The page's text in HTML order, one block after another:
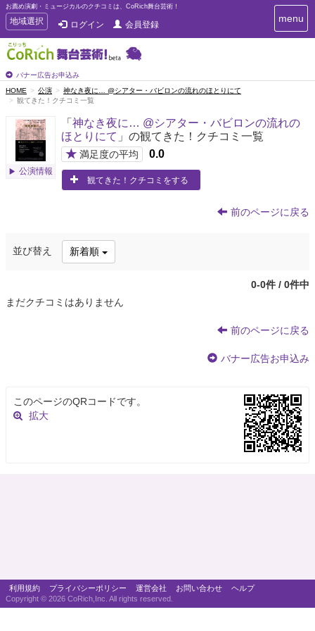
お薦め演劇・ミュージカルのクチコミは、CoRich舞台芸術！
T
o
g
g
e
n
a
i
地域選択 ログイン 会員登録
バナー広告お申込み
T
o
a
v
o
menu
HOME 公演
神なき夜に… @シアター・バビロンの流れのほとりにて
観てきた！クチコミ一覧
公演情報
「 神なき夜に… @シアター・バビロンの流れの
ほとりにて 」の観てきた！クチコミ一覧
★ 満足度の平均 0.0
観てきた！クチコミをする
前のページに戻る
並び替え 新着順
0-0件 / 0件中
まだクチコミはありません
前のページに戻る
バナー広告お申込み
このページのQRコードです。
拡大
利用規約 プライバシーポリシー 運営会社 お問い合わせ
ヘルプ
Copyright © 2026 CoRich,Inc. All rights reserved.